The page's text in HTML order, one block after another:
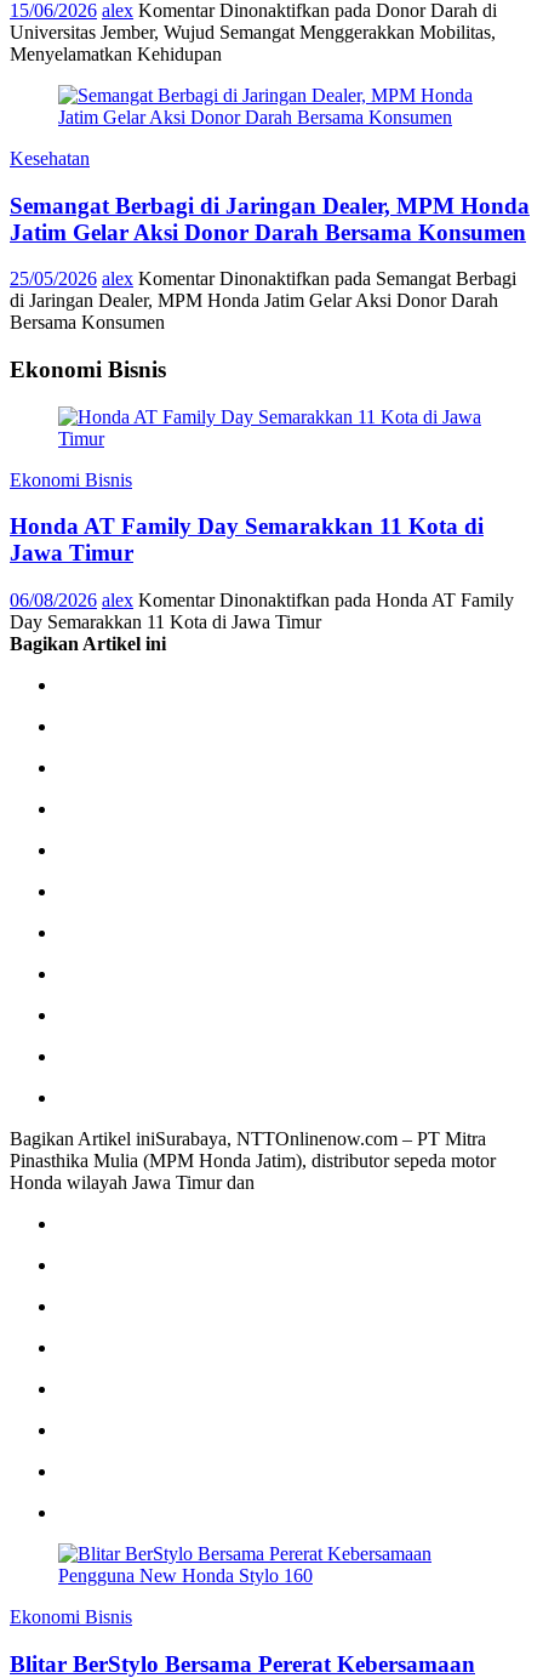
15/06/2026 alex Komentar Dinonaktifkan pada Donor Darah di
Universitas Jember, Wujud Semangat Menggerakkan Mobilitas,
Menyelamatkan Kehidupan
Kesehatan
Semangat Berbagi di Jaringan Dealer, MPM Honda
Jatim Gelar Aksi Donor Darah Bersama Konsumen
25/05/2026 alex Komentar Dinonaktifkan pada Semangat Berbagi
di Jaringan Dealer, MPM Honda Jatim Gelar Aksi Donor Darah
Bersama Konsumen
Ekonomi Bisnis
Ekonomi Bisnis
Honda AT Family Day Semarakkan 11 Kota di
Jawa Timur
06/08/2026 alex Komentar Dinonaktifkan pada Honda AT Family
Day Semarakkan 11 Kota di Jawa Timur
Bagikan Artikel ini
Bagikan Artikel iniSurabaya, NTTOnlinenow.com – PT Mitra
Pinasthika Mulia (MPM Honda Jatim), distributor sepeda motor
Honda wilayah Jawa Timur dan
Ekonomi Bisnis
Blitar BerStylo Bersama Pererat Kebersamaan